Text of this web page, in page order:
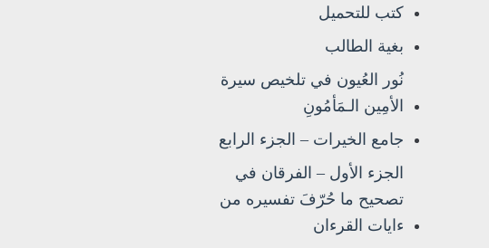
كتب للتحميل
بغية الطالب
نُور العُيون في تلخيص سيرة
الأمِين الـمَأمُونِ
جامع الخيرات – الجزء الرابع
الجزء الأول – الفرقان في
تصحيح ما حُرّفَ تفسيره من
ءايات القرءان